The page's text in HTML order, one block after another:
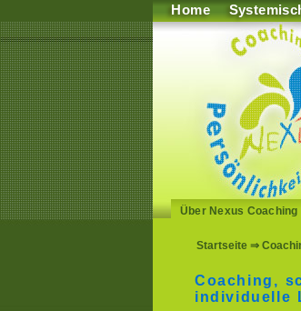
Home
Über Nexus Coaching
Startseite ⇒
Coaching,
individuelle